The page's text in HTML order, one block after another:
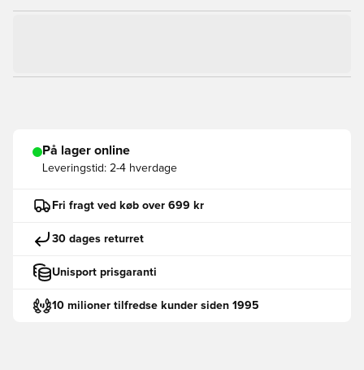
På lager online
Leveringstid: 2-4 hverdage
Fri fragt ved køb over 699 kr
30 dages returret
Unisport prisgaranti
10 milioner tilfredse kunder siden 1995